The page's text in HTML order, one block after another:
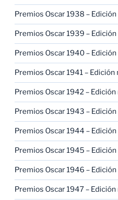
Premios Oscar 1938 –
Premios Oscar 1939 – Edición
Premios Oscar 1940 –
Premios Oscar 1941 – Edición
Premios Oscar 1942 –
Premios Oscar 1943 –
Premios Oscar 1944 –
Premios Oscar 1945 –
Premios Oscar 1946 –
Premios Oscar 1947 –